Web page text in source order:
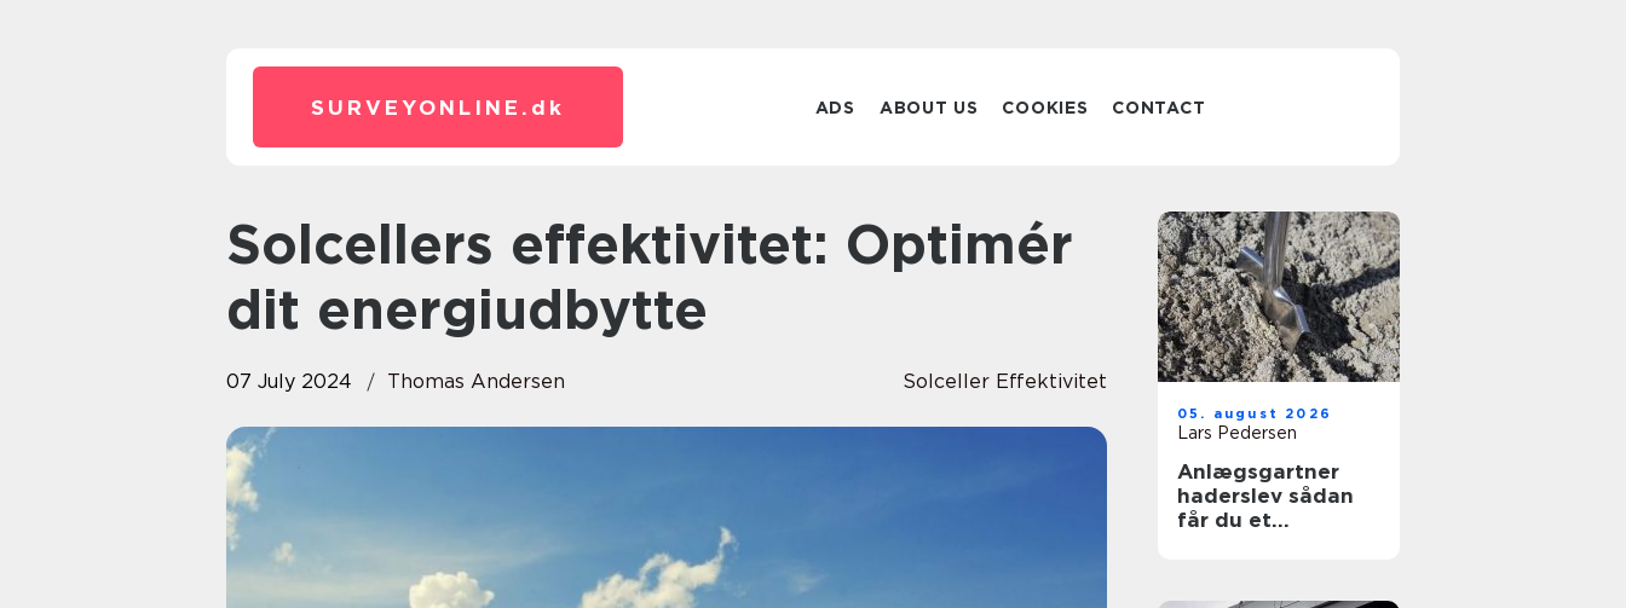
SURVEYONLINE. dk ADS ABOUT US COOKIES CONTACT
Solcellers effektivitet: Optimér
dit energiudbytte
07 July 2024 Thomas Andersen Solceller Effektivitet
05. august 2026
Lars Pedersen
Anlægsgartner
haderslev sådan
får du et